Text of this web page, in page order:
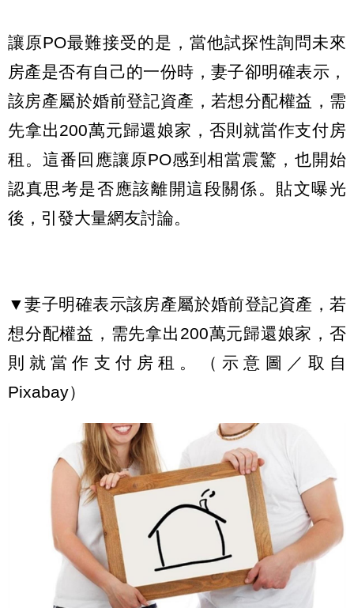
讓原PO最難接受的是，當他試探性詢問未來
房產是否有自己的一份時，妻子卻明確表示，
該房產屬於婚前登記資產，若想分配權益，需
先拿出200萬元歸還娘家，否則就當作支付房
租。這番回應讓原PO感到相當震驚，也開始
認真思考是否應該離開這段關係。貼文曝光
後，引發大量網友討論。
▼妻子明確表示該房產屬於婚前登記資產，若
想分配權益，需先拿出200萬元歸還娘家，否
則就當作支付房租。（示意圖／取自
Pixabay）